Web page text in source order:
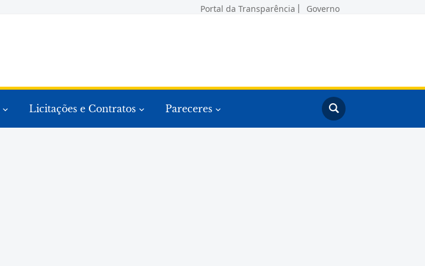
Portal da Transparência Governo
Licitações e Contratos Pareceres